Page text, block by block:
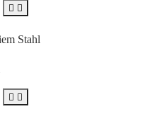
 
 